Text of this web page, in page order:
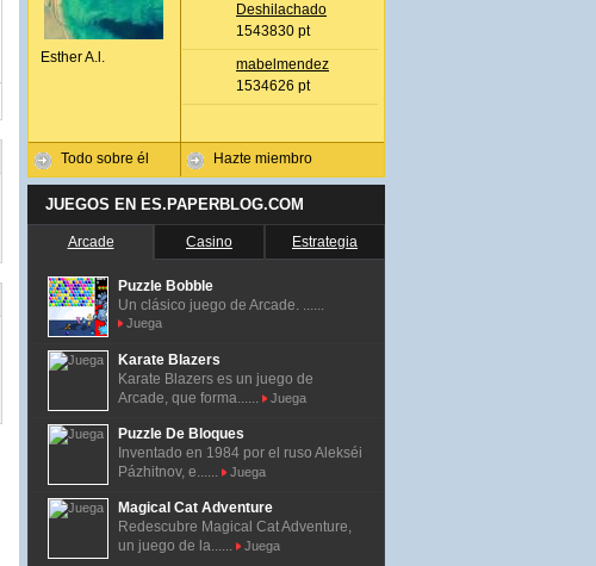
Esther A.l.
Todo sobre él
Deshilachado
1543830 pt
mabelmendez
1534626 pt
Hazte miembro
JUEGOS EN ES.PAPERBLOG.COM
Arcade Casino Estrategia
Puzzle Bobble
Un clásico juego de Arcade. ......
Juega
Karate Blazers
Karate Blazers es un juego de
Arcade, que forma......
Juega
Puzzle De Bloques
Inventado en 1984 por el ruso Alekséi
Pázhitnov, e......
Juega
Magical Cat Adventure
Redescubre Magical Cat Adventure,
un juego de la......
Juega